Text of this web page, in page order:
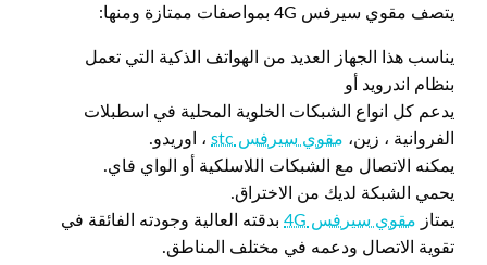
يتصف مقوي سيرفس 4G بمواصفات ممتازة ومنها:
يناسب هذا الجهاز العديد من الهواتف الذكية التي تعمل
بنظام اندرويد أو
يدعم كل انواع الشبكات الخلوية المحلية في اسطبلات
الفروانية ، زين، مقوي سيرفس stc
، اوريدو.
يمكنه الاتصال مع الشبكات اللاسلكية أو الواي فاي.
يحمي الشبكة لديك من الاختراق.
يمتاز مقوي سيرفس 4G
بدقته العالية وجودته الفائقة في
تقوية الاتصال ودعمه في مختلف المناطق.